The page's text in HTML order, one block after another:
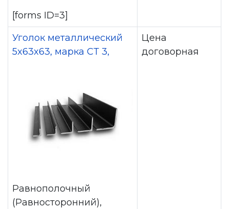
[forms ID=3]
Уголок металлический
5x63x63, марка СТ 3,
Равнополочный
(Равносторонний),
Цена
договорная